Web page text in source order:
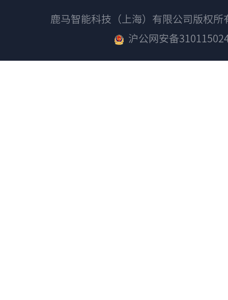
鹿马智能科技（上海）有限公司版权
沪公网安备